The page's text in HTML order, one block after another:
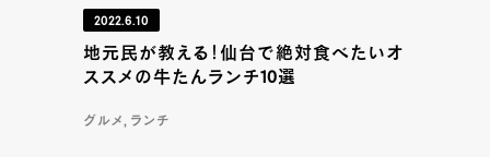
2022.6.10
地元民が教える！仙台で絶対食べたいオ
ススメの牛たんランチ10選
グルメ, ランチ